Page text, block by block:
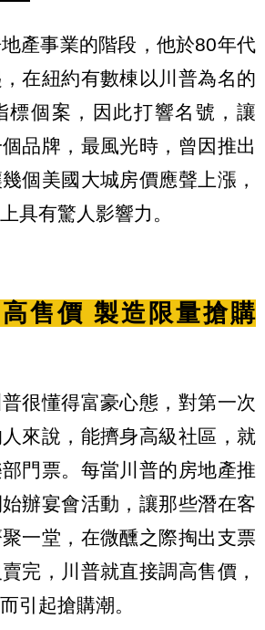
產事業的階段，他於80年代
在紐約有數棟以川普為名的
標個案，因此打響名號，讓
個品牌，最風光時，曾因推出
個美國大城房價應聲上漲，
具有驚人影響力。
售價 製造限量搶購
很懂得富豪心態，對第一次
來說，能擠身高級社區，就
門票。每當川普的房地產推
辦宴會活動，讓那些潛在客
一堂，在微醺之際掏出支票
完，川普就直接調高售價，
引起搶購潮。